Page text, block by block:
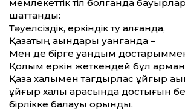
мемлекет­тік тіл болғанда
шат­танды:
Тәуелсіздік, еркіндік ту алғанда,
Қазақтың ақындары қуанғанда –
Мен де бірге қуандым
Қолым еркін жеткендей бұл
Қазақ халқымен тағдырлас ұйғыр
ұйғыр халқы ара­сын­да достығын
бірлікке балауы орынды.